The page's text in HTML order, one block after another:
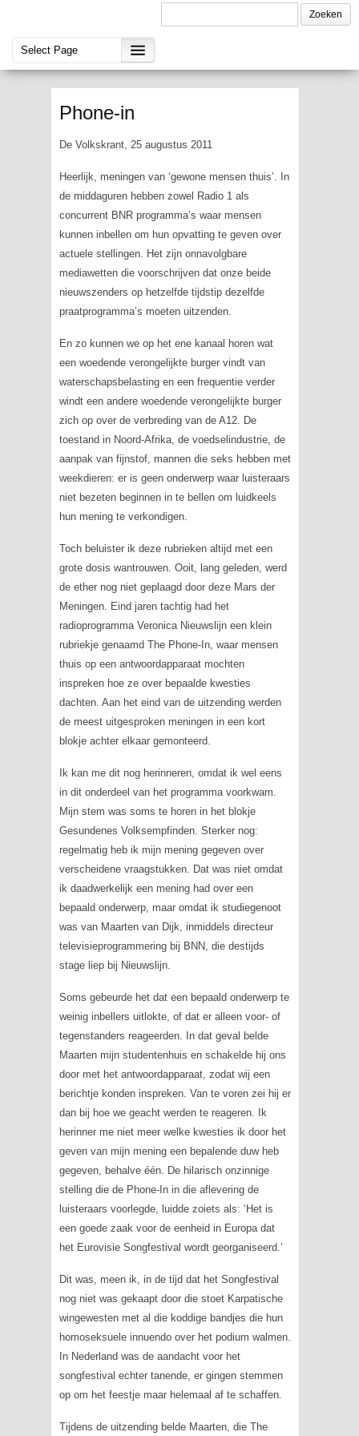
Phone-in
De Volkskrant, 25 augustus 2011
Heerlijk, meningen van ‘gewone mensen thuis’. In
de middaguren hebben zowel Radio 1 als
concurrent BNR programma’s waar mensen
kunnen inbellen om hun opvatting te geven over
actuele stellingen. Het zijn onnavolgbare
mediawetten die voorschrijven dat onze beide
nieuwszenders op hetzelfde tijdstip dezelfde
praatprogramma’s moeten uitzenden.
En zo kunnen we op het ene kanaal horen wat
een woedende verongelijkte burger vindt van
waterschapsbelasting en een frequentie verder
windt een andere woedende verongelijkte burger
zich op over de verbreding van de A12. De
toestand in Noord-Afrika, de voedselindustrie, de
aanpak van fijnstof, mannen die seks hebben met
weekdieren: er is geen onderwerp waar luisteraars
niet bezeten beginnen in te bellen om luidkeels
hun mening te verkondigen.
Toch beluister ik deze rubrieken altijd met een
grote dosis wantrouwen. Ooit, lang geleden, werd
de ether nog niet geplaagd door deze Mars der
Meningen. Eind jaren tachtig had het
radioprogramma Veronica Nieuwslijneen klein
rubriekje genaamd The Phone-In, waar mensen
thuis op een antwoordapparaat mochten
inspreken hoe ze over bepaalde kwesties
dachten. Aan het eind van de uitzending werden
de meest uitgesproken meningen in een kort
blokje achter elkaar gemonteerd.
Ik kan me dit nog herinneren, omdat ik wel eens
in dit onderdeel van het programma voorkwam.
Mijn stem was soms te horen in het blokje
Gesundenes Volksempfinden. Sterker nog:
regelmatig heb ik mijn mening gegeven over
verscheidene vraagstukken. Dat was niet omdat
ik daadwerkelijk een mening had over een
bepaald onderwerp, maar omdat ik studiegenoot
was van Maarten van Dijk, inmiddels directeur
televisieprogrammering bij BNN, die destijds
stage liep bij Nieuwslijn.
Soms gebeurde het dat een bepaald onderwerp te
weinig inbellers uitlokte, of dat er alleen voor- of
tegenstanders reageerden. In dat geval belde
Maarten mijn studentenhuis en schakelde hij ons
door met het antwoordapparaat, zodat wij een
berichtje konden inspreken. Van te voren zei hij er
dan bij hoe we geacht werden te reageren. Ik
herinner me niet meer welke kwesties ik door het
geven van mijn mening een bepalende duw heb
gegeven, behalve één. De hilarisch onzinnige
stelling die de Phone-Inin die aflevering de
luisteraars voorlegde, luidde zoiets als: ‘Het is
een goede zaak voor de eenheid in Europa dat
het Eurovisie Songfestival wordt georganiseerd.’
Dit was, meen ik, in de tijd dat het Songfestival
nog niet was gekaapt door die stoet Karpatische
wingewesten met al die koddige bandjes die hun
homoseksuele innuendo over het podium walmen.
In Nederland was de aandacht voor het
songfestival echter tanende, er gingen stemmen
op om het feestje maar helemaal af te schaffen.
Tijdens de uitzending belde Maarten, die The